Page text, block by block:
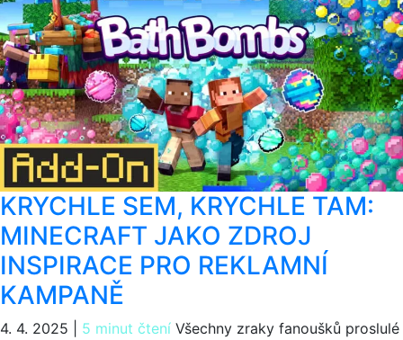
KRYCHLE SEM, KRYCHLE TAM:
MINECRAFT JAKO ZDROJ
INSPIRACE PRO REKLAMNÍ
KAMPANĚ
4. 4. 2025 5 minut čtení Všechny zraky fanoušků proslulé